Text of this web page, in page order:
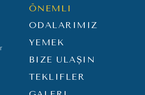
ÖNEMLI
ODALARIMIZ
YEMEK
BIZE ULAŞIN
TEKLIFLER